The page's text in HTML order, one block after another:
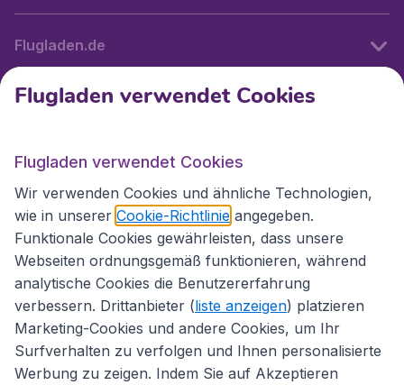
Flugladen.de
Internationale Webseiten
Folgen Sie uns:
Flugladen verwendet Cookies
Flugladen verwendet Cookies
Wir verwenden Cookies und ähnliche Technologien,
wie in unserer Cookie-Richtlinie angegeben.
Funktionale Cookies gewährleisten, dass unsere
Webseiten ordnungsgemäß funktionieren, während
analytische Cookies die Benutzererfahrung
verbessern. Drittanbieter (liste anzeigen) platzieren
Marketing-Cookies und andere Cookies, um Ihr
Surfverhalten zu verfolgen und Ihnen personalisierte
Werbung zu zeigen. Indem Sie auf Akzeptieren